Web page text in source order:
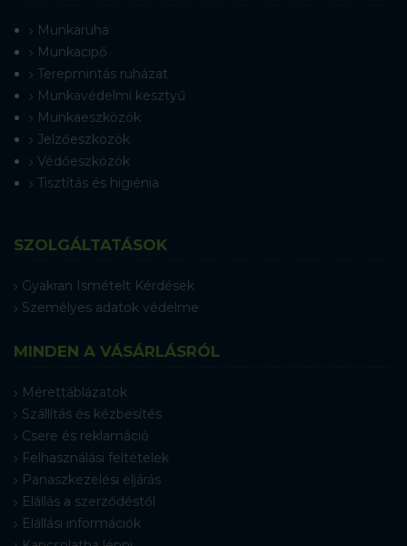
Munkaruha
Munkacipő
Terepmintás ruházat
Munkavédelmi kesztyű
Munkaeszközök
Jelzőeszközök
Védőeszközök
Tisztítás és higiénia
SZOLGÁLTATÁSOK
Gyakran Ismételt Kérdések
Személyes adatok védelme
MINDEN A VÁSÁRLÁSRÓL
Mérettáblázatok
Szállítás és kézbesítés
Csere és reklamáció
Felhasználási feltételek
Panaszkezelési eljárás
Elállás a szerződéstől
Elállási információk